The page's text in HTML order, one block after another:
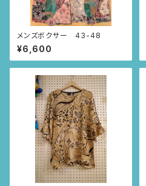
メンズボクサー 43-48
¥6,600